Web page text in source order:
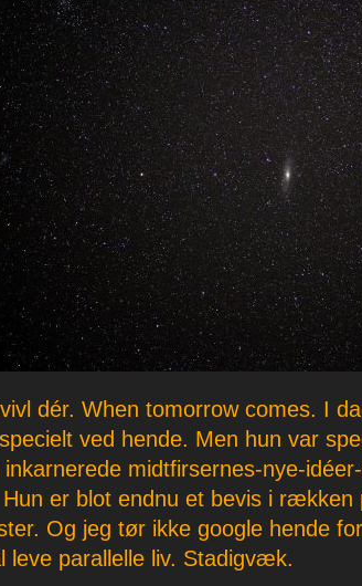
dér. When tomorrow comes. I
ved hende. Men hun var
inkarnerede midtfirsernes-nye-
Hun er blot endnu et bevis i
Og jeg tør ikke google hende
leve parallelle liv. Stadigvæk.